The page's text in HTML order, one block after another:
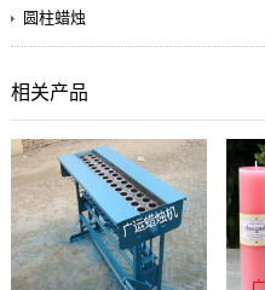
圆柱蜡烛
相关产品